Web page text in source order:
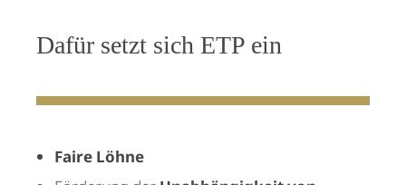
Dafür setzt sich ETP ein
Faire Löhne